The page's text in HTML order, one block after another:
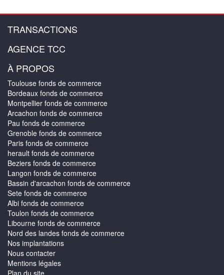
TRANSACTIONS
AGENCE TCC
À PROPOS
Toulouse fonds de commerce
Bordeaux fonds de commerce
Montpellier fonds de commerce
Arcachon fonds de commerce
Pau fonds de commerce
Grenoble fonds de commerce
Paris fonds de commerce
herault fonds de commerce
Beziers fonds de commerce
Langon fonds de commerce
Bassin d'arcachon fonds de commerce
Sete fonds de commerce
Albi fonds de commerce
Toulon fonds de commerce
Libourne fonds de commerce
Nord des landes fonds de commerce
Nos implantations
Nous contacter
Mentions légales
Plan du site